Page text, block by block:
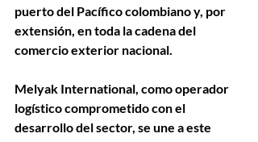
puerto del Pacífico colombiano y, por
extensión, en toda la cadena del
comercio exterior nacional.
Melyak International , como operador
logístico comprometido con el
desarrollo del sector, se une a este